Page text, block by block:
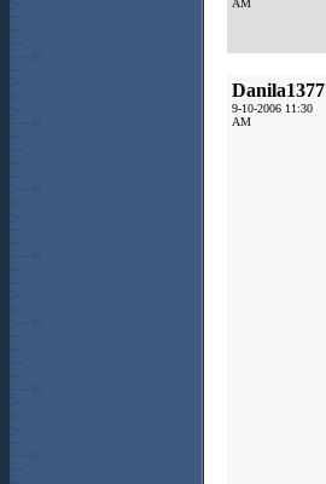
AM
Danila1377
9-10-2006 11:30
AM